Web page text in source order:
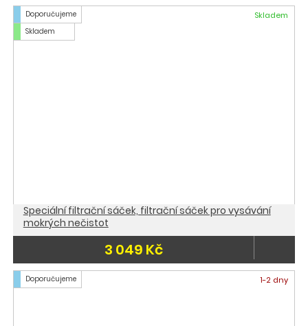
Doporučujeme
Skladem
Skladem
Speciální filtrační sáček, filtrační sáček pro vysávání
mokrých nečistot
3 049 Kč
Doporučujeme 1-2 dny